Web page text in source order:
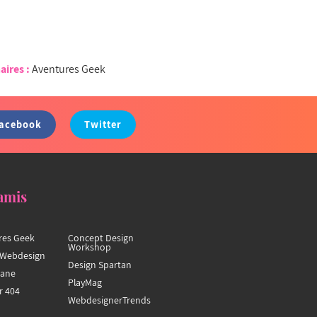
:Aventures Geek
Twitter
Geek
404
Concept Design
Workshop
Design Spartan
PlayMag
WebdesignerTrends